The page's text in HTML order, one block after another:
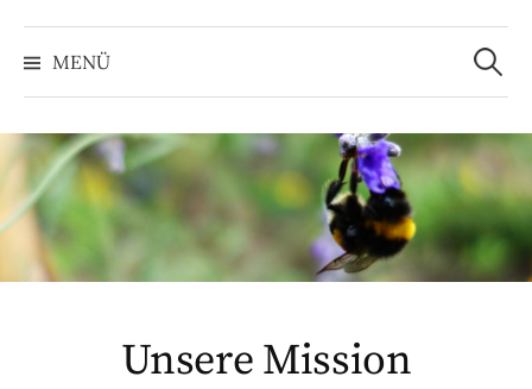
MENÜ
Suche
nach:
Unsere Mission